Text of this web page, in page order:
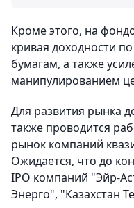
Кроме этого, на
кривая доходности
бумагам, а также
манипулированием
Для развития рынка
также проводится
рынок компаний
Ожидается, что до
IPO компаний "Эйр-
Энерго", "Казахстан